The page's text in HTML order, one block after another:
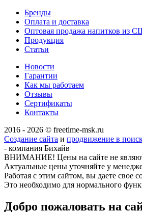
Бренды
Оплата и доставка
Оптовая продажа напитков из
Продукция
Статьи
Новости
Гарантии
Как мы работаем
Отзывы
Сертификаты
Контакты
2016 - 2026 © freetime-msk.ru
Создание сайта и продвижение в
- компания Бихайв
ВНИМАНИЕ! Цены на сайте не
Актуальные цены уточняйте у
Работая с этим сайтом, вы даете свое
Это необходимо для нормального
Добро пожаловать на